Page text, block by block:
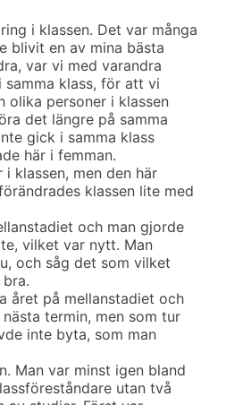
i klassen. Det var många
blivit en av mina bästa
var vi med varandra
klass, för att vi
olika personer i klassen
det längre på samma
gick i samma klass
här i femman.
klassen, men den här
klassen lite med
och man gjorde
vilket var nytt. Man
och såg det som vilket
året på mellanstadiet och
termin, men som tur
inte byta, som man
Man var minst igen bland
utan två